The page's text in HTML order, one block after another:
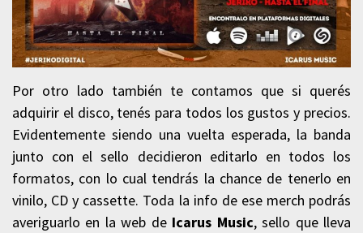
Por otro lado también te contamos que si querés
adquirir el disco, tenés para todos los gustos y precios.
Evidentemente siendo una vuelta esperada, la banda
junto con el sello decidieron editarlo en todos los
formatos, con lo cual tendrás la chance de tenerlo en
vinilo, CD y cassette. Toda la info de ese merch podrás
averiguarlo en la web de Icarus Music, sello que lleva